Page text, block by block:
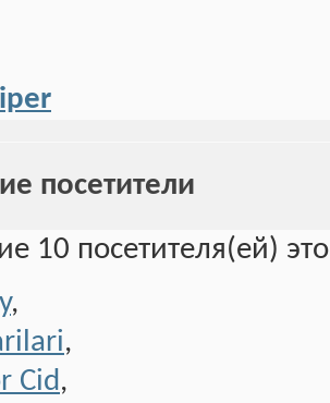
посетители
10 посетителя(ей)
,
,
Cid,